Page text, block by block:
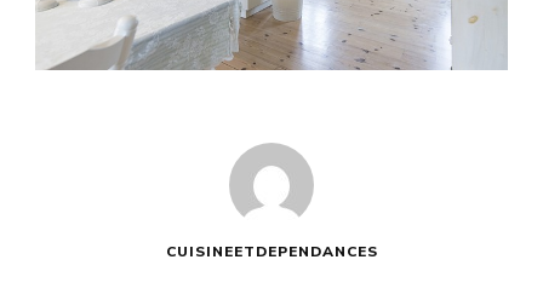
CUISINEETDEPENDANCES